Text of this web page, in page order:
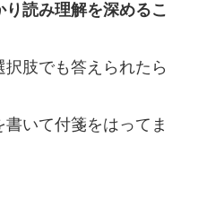
り読み理解を深めるこ
肢でも答えられたら
いて付箋をはってま